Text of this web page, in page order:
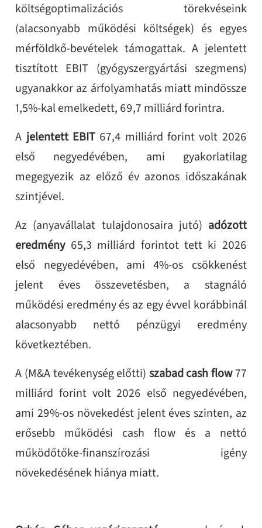
költségoptimalizációs törekvéseink
(alacsonyabb működési költségek) és egyes
mérföldkő‑bevételek támogattak. A jelentett
tisztított EBIT (gyógyszergyártási szegmens)
ugyanakkor az árfolyamhatás miatt mindössze
1,5%-kal emelkedett, 69,7 milliárd forintra.
A jelentett EBIT 67,4 milliárd forint volt 2026
első negyedévében, ami gyakorlatilag
megegyezik az előző év azonos időszakának
szintjével.
Az (anyavállalat tulajdonosaira jutó) adózott
eredmény65,3 milliárd forintot tett ki 2026
első negyedévében, ami 4%-os csökkenést
jelent éves összevetésben, a stagnáló
működési eredmény és az egy évvel korábbinál
alacsonyabb nettó pénzügyi eredmény
következtében.
A (M&A tevékenység előtti) szabad cash flow77
milliárd forint volt 2026 első negyedévében,
ami 29%-os növekedést jelent éves szinten, az
erősebb működési cash flow és a nettó
működőtőke‑finanszírozási igény
növekedésének hiánya miatt.